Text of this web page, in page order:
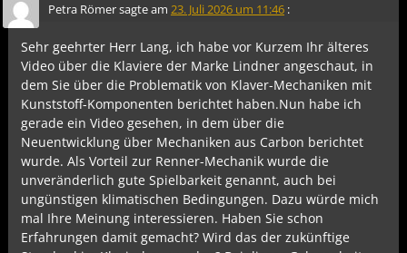
Petra Römersagte am 23. Juli 2026 um 11:46 :
Sehr geehrter Herr Lang, ich habe vor Kurzem Ihr älteres
Video über die Klaviere der Marke Lindner angeschaut, in
dem Sie über die Problematik von Klaver-Mechaniken mit
Kunststoff-Komponenten berichtet haben.Nun habe ich
gerade ein Video gesehen, in dem über die
Neuentwicklung über Mechaniken aus Carbon berichtet
wurde. Als Vorteil zur Renner-Mechanik wurde die
unveränderlich gute Spielbarkeit genannt, auch bei
ungünstigen klimatischen Bedingungen. Dazu würde mich
mal Ihre Meinung interessieren. Haben Sie schon
Erfahrungen damit gemacht? Wird das der zukünftige